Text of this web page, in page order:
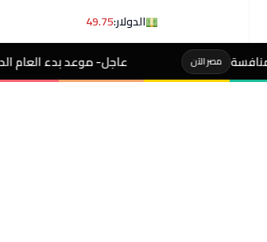
الدولار:49.75
عاجل- موعد بدء العام الدراسي 2026/2027 بالمدارس والخريطة الزمنية